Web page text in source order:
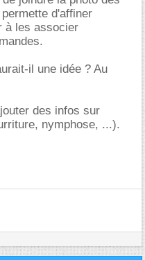
d'affiner
à les associer
il une idée ? Au
des infos sur
nymphose, ...).